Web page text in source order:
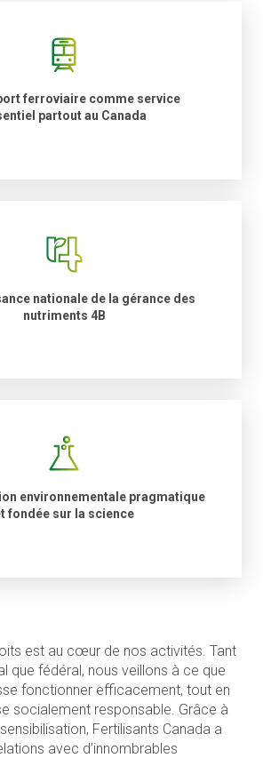
ferroviaire comme service
partout au Canada
nationale de la gérance des
nutriments 4B
environnementale pragmatique
fondée sur la science
est au cœur de nos activités. Tant
que fédéral, nous veillons à ce que
fonctionner efficacement, tout en
socialement responsable. Grâce à
Fertilisants Canada a
avec d’innombrables